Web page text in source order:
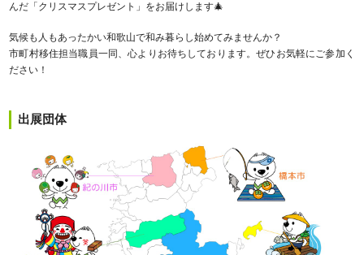
んだ「クリスマスプレゼント」をお届けします🎄
気候も人もあったかい和歌山で和み暮らし始めてみませんか？
市町村移住担当職員一同、心よりお待ちしております。ぜひお気軽にご参加く
ださい！
出展団体